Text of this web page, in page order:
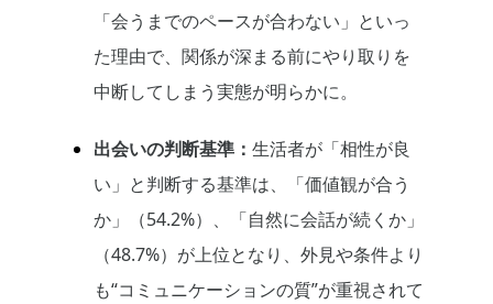
「会うまでのペースが合わない」といっ
た理由で、関係が深まる前にやり取りを
中断してしまう実態が明らかに。
出会いの判断基準： 生活者が「相性が良
い」と判断する基準は、「価値観が合う
か」（54.2%）、「自然に会話が続くか」
（48.7%）が上位となり、外見や条件より
も“コミュニケーションの質”が重視されて